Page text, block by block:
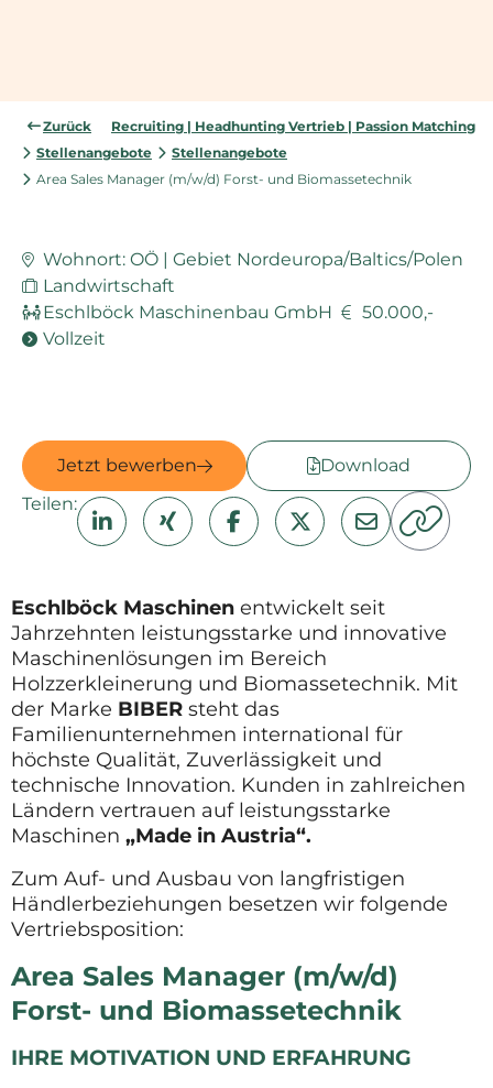
Zurück
Recruiting | Headhunting Vertrieb | Passion Matching
Stellenangebote
Stellenangebote
Area Sales Manager (m/w/d) Forst- und Biomassetechnik
Wohnort: OÖ | Gebiet Nordeuropa/Baltics/Polen
Landwirtschaft
Eschlböck Maschinenbau GmbH
50.000,-
Vollzeit
Jetzt bewerben
Download
Teilen:
Eschlböck Maschinen entwickelt seit
Jahrzehnten leistungsstarke und innovative
Maschinenlösungen im Bereich
Holzzerkleinerung und Biomassetechnik. Mit
der Marke BIBER steht das
Familienunternehmen international für
höchste Qualität, Zuverlässigkeit und
technische Innovation. Kunden in zahlreichen
Ländern vertrauen auf leistungsstarke
Maschinen „Made in Austria“.
Zum Auf- und Ausbau von langfristigen
Händlerbeziehungen besetzen wir folgende
Vertriebsposition:
Area Sales Manager (m/w/d)
Forst- und Biomassetechnik
IHRE MOTIVATION UND ERFAHRUNG